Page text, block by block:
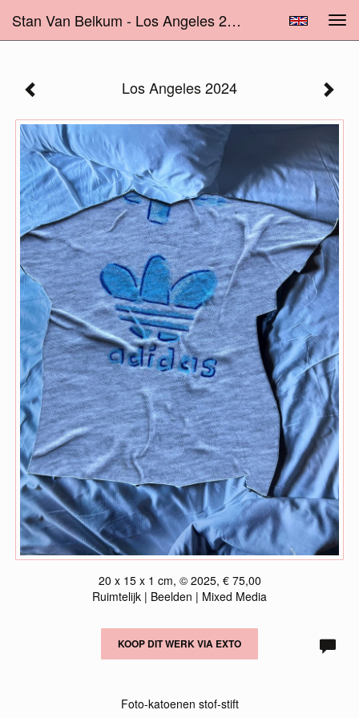
Stan Van Belkum - Los Angeles 2024
Los Angeles 2024
20 x 15 x 1 cm, © 2025, € 75,00
Ruimtelijk | Beelden | Mixed Media
KOOP DIT WERK VIA EXTO
Foto-katoenen stof-stift